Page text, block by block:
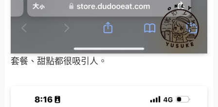
套餐、甜點都很吸引人。